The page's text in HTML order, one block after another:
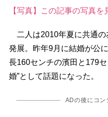
【写真】この記事の写真を
二人は2010年夏に共通の
発展。昨年9月に結婚が公
長160センチの濱田と179
婚”として話題になった。
ADの後にコン